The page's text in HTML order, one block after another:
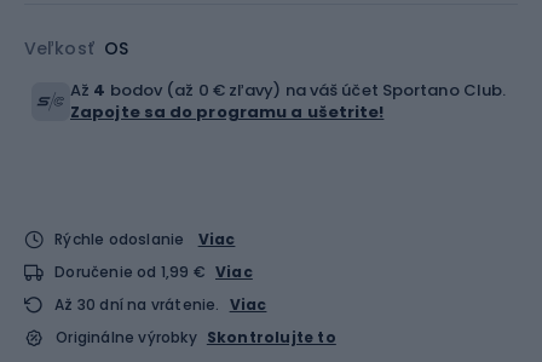
Veľkosť OS
Až 4 bodov (až 0 € zľavy) na váš účet Sportano Club.
Zapojte sa do programu a ušetrite!
Rýchle odoslanie
Viac
Doručenie od 1,99 € Viac
Až 30 dní na vrátenie. Viac
Originálne výrobky Skontrolujte to